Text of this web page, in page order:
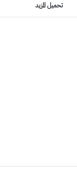
تحميل المزيد